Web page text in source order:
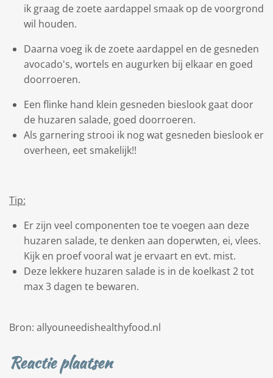
ik graag de zoete aardappel smaak op de voorgrond
wil houden.
Daarna voeg ik de zoete aardappel en de gesneden
avocado's, wortels en augurken bij elkaar en goed
doorroeren.
Een flinke hand klein gesneden bieslook gaat door
de huzaren salade, goed doorroeren.
Als garnering strooi ik nog wat gesneden bieslook er
overheen, eet smakelijk!!
Tip:
Er zijn veel componenten toe te voegen aan deze
huzaren salade, te denken aan doperwten, ei, vlees.
Kijk en proef vooral wat je ervaart en evt. mist.
Deze lekkere huzaren salade is in de koelkast 2 tot
max 3 dagen te bewaren.
Bron: allyouneedishealthyfood.nl
Reactie plaatsen